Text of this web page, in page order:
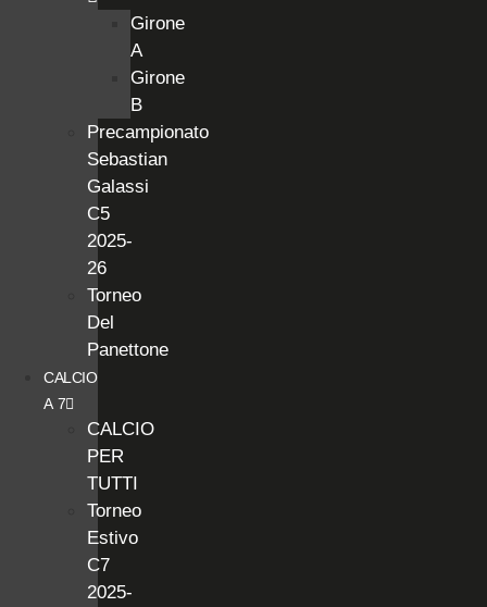
Girone
A
Girone
B
Precampionato
Sebastian
Galassi
C5
2025-
26
Torneo
Del
Panettone
CALCIO
A 7
CALCIO
PER
TUTTI
Torneo
Estivo
C7
2025-